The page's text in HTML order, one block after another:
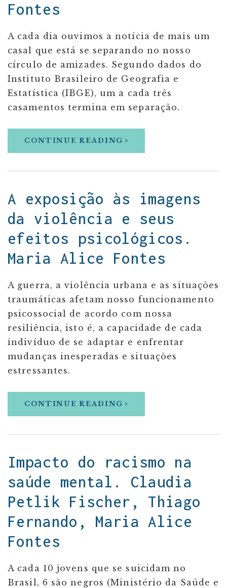
Fontes
A cada dia ouvimos a notícia de mais um
casal que está se separando no nosso
círculo de amizades. Segundo dados do
Instituto Brasileiro de Geografia e
Estatística (IBGE), um a cada três
casamentos termina em separação.
CONTINUE READING
A exposição às imagens
da violência e seus
efeitos psicológicos.
Maria Alice Fontes
A guerra, a violência urbana e as situações
traumáticas afetam nosso funcionamento
psicossocial de acordo com nossa
resiliência, isto é, a capacidade de cada
indivíduo de se adaptar e enfrentar
mudanças inesperadas e situações
estressantes.
CONTINUE READING
Impacto do racismo na
saúde mental. Claudia
Petlik Fischer, Thiago
Fernando, Maria Alice
Fontes
A cada 10 jovens que se suicidam no
Brasil, 6 são negros (Ministério da Saúde e